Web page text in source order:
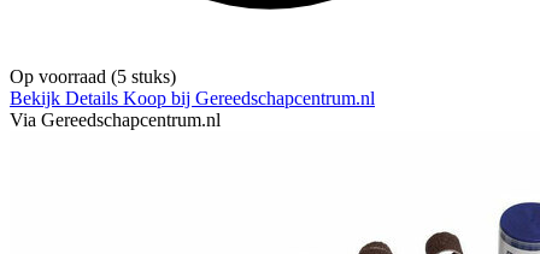
Op voorraad (5 stuks)
Bekijk Details Koop bij Gereedschapcentrum.nl
Via Gereedschapcentrum.nl